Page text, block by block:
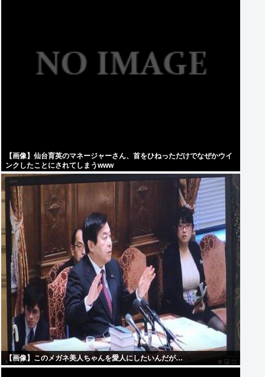
【画像】仙台育英のマネージャーさん、首をひねっただけでなぜかウイ
ンクしたことにされてしまうwww
【画像】このメガネ美人ちゃんを愛人にしたいんだが…